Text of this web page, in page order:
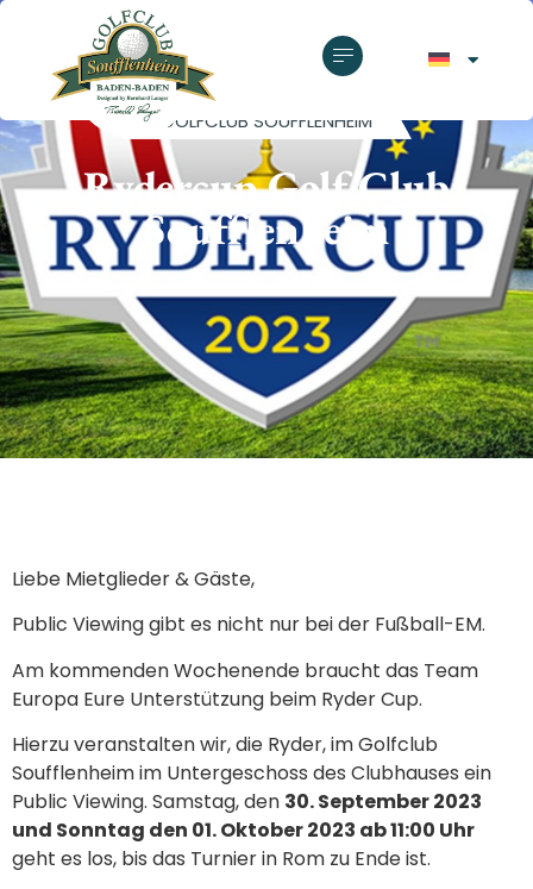
GOLFCLUB SOUFFLENHEIM
Rydercup Golf Club
Soufflenheim
Liebe Mietglieder & Gäste,
Public Viewing gibt es nicht nur bei der Fußball-EM.
Am kommenden Wochenende braucht das Team
Europa Eure Unterstützung beim Ryder Cup.
Hierzu veranstalten wir, die Ryder, im Golfclub
Soufflenheim im Untergeschoss des Clubhauses ein
Public Viewing. Samstag, den 30. September 2023
und Sonntag den 01. Oktober 2023 ab 11:00 Uhr
geht es los, bis das Turnier in Rom zu Ende ist.